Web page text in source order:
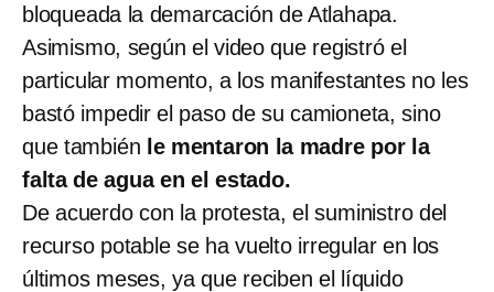
bloqueada la demarcación de Atlahapa.
Asimismo, según el video que registró el
particular momento, a los manifestantes no les
bastó impedir el paso de su camioneta, sino
que también le mentaron la madre por la
falta de agua en el estado.
De acuerdo con la protesta, el suministro del
recurso potable se ha vuelto irregular en los
últimos meses, ya que reciben el líquido